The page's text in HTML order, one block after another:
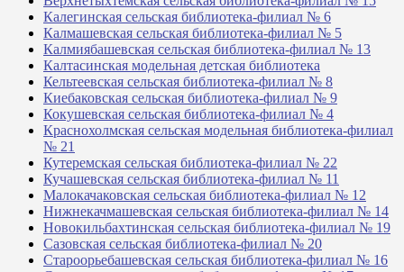
Калегинская сельская библиотека-филиал № 6
Калмашевская сельская библиотека-филиал № 5
Калмиябашевская сельская библиотека-филиал № 13
Калтасинская модельная детская библиотека
Кельтеевская сельская библиотека-филиал № 8
Киебаковская сельская библиотека-филиал № 9
Кокушевская сельская библиотека-филиал № 4
Краснохолмская сельская модельная библиотека-филиал
№ 21
Кутеремская сельская библиотека-филиал № 22
Кучашевская сельская библиотека-филиал № 11
Малокачаковская сельская библиотека-филиал № 12
Нижнекачмашевская сельская библиотека-филиал № 14
Новокильбахтинская сельская библиотека-филиал № 19
Сазовская сельская библиотека-филиал № 20
Староорьебашевская сельская библиотека-филиал № 16